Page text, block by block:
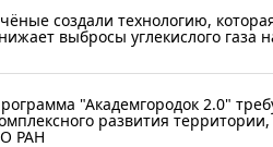
создали технологию,
выбросы углекислого газа
"Академгородок 2.0"
развития
РАН